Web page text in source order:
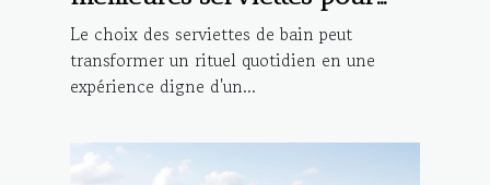
une expérience de bain de
luxe ?
Le choix des serviettes de bain peut
transformer un rituel quotidien en une
expérience digne d'un...